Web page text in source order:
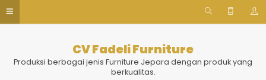
CV Fadeli Furniture
Produksi berbagai jenis Furniture Jepara dengan produk yang
berkualitas.